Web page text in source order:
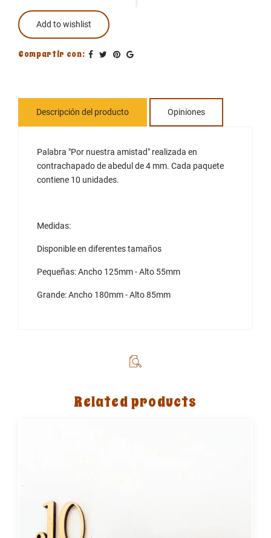
Add to wishlist
Compartir con:
Descripción del producto Opiniones
Palabra "Por nuestra amistad" realizada en
contrachapado de abedul de 4 mm. Cada paquete
contiene 10 unidades.
Medidas:
Disponible en diferentes tamaños
Pequeñas: Ancho 125mm - Alto 55mm
Grande:Ancho 180mm - Alto 85mm
Related products